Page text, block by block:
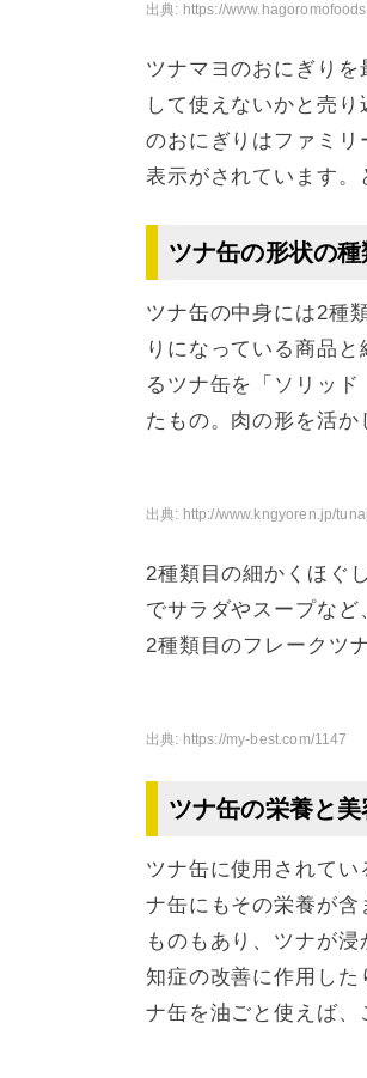
出典: https://
ツナマヨのおにぎり
して使えないかと売
のおにぎりはファミ
表示がされています。
ツナ缶の形状の種
ツナ缶の中身には2種
りになっている商品
るツナ缶を「ソリッ
たもの。肉の形を活か
出典: http://www.kngyoren.jp/
2種類目の細かくほぐ
でサラダやスープな
2種類目のフレークツ
出典: https://my-best.com/1147
ツナ缶の栄養と
ツナ缶に使用されて
ナ缶にもその栄養が
ものもあり、ツナが
知症の改善に作用し
ナ缶を油ごと使えば、